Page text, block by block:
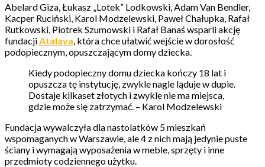
Abelard Giza, Łukasz „Lotek” Lodkowski, Adam Van Bendler,
Kacper Ruciński, Karol Modzelewski, Paweł Chałupka, Rafał
Rutkowski, Piotrek Szumowski i Rafał Banaś wsparli akcję
fundacjiAtalaya, która chce ułatwić wejście w dorosłość
podopiecznym, opuszczającym domy dziecka.
Kiedy podopieczny domu dziecka kończy 18 lat i
opuszcza tę instytucję, zwykle nagle ląduje w dupie.
Dostaje kilkaset złotych i zwykle nie ma miejsca,
gdzie może się zatrzymać. – Karol Modzelewski
Fundacja wywalczyła dla nastolatków 5 mieszkań
wspomaganych w Warszawie, ale 4 z nich mają jedynie puste
ściany i wymagają wyposażenia w meble, sprzęty i inne
przedmioty codziennego użytku.